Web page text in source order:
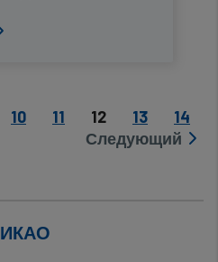
Страница
10 Страница
11 Current page
12 Страница
13
14
Next page
Следующий
ИКАО